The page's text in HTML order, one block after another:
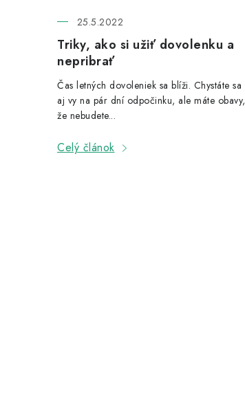
Triky, ako si užiť dovolenku a
nepribrať
25.5.2022
Čas letných dovoleniek sa blíži. Chystáte sa
aj vy na pár dní odpočinku, ale máte obavy,
že nebudete...
Celý článok